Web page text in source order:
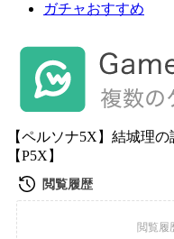
ガチャおすすめ
【ペルソナ5X】結城理
【P5X】